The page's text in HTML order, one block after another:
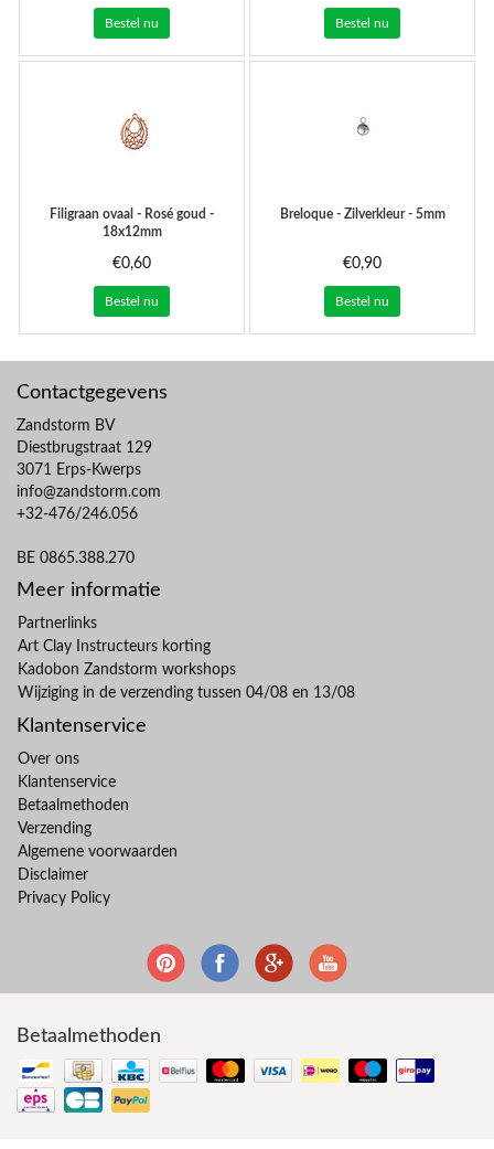
Bestel nu Bestel nu
Filigraan ovaal - Rosé goud -
18x12mm
€0,60
Bestel nu
Breloque - Zilverkleur - 5mm
€0,90
Bestel nu
Contactgegevens
Zandstorm BV
Diestbrugstraat 129
3071 Erps-Kwerps
info@zandstorm.com
+32-476/246.056
BE 0865.388.270
Meer informatie
Partnerlinks
Art Clay Instructeurs korting
Kadobon Zandstorm workshops
Wijziging in de verzending tussen 04/08 en 13/08
Klantenservice
Over ons
Klantenservice
Betaalmethoden
Verzending
Algemene voorwaarden
Disclaimer
Privacy Policy
Betaalmethoden